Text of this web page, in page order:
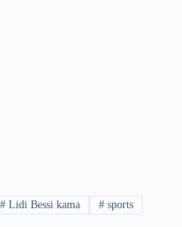
# Lidi Bessi kama # sports